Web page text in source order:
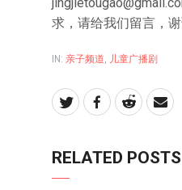
求，请给我们留言，谢
IN: 亲子频道, 儿童广播剧
RELATED POSTS